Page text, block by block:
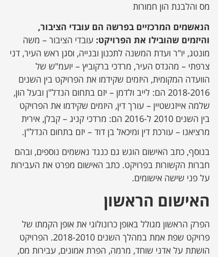
מס והלבנת הון חמורות
הנאשמים המרכזיים בפרשה הם עובדי הציבור,
והיזמים שהובילו את הפרויקט: עובדי הציבור – משה
מונטג, יו"ר ועדת המשנה לתכנון ובנייה, וסגן ראש העיר, דני
צרפתי – מהנדס העיר, מרדכי ברקוביץ – יועמ"ש של
הוועדה המקומית, היזמים שקידמו את הפרויקט בין השנים
2018-2016 הם: לייב ולדמן – יזם בתחום הנדל"ן ובעל הון,
שלמה אייזנשטיין – עורך דין, היזמים שקידמו את הפרויקט
בין השנים 2010 ל-2016 הם: מרדכי קניג – קבלן, אירית
מרציאנו – עורכת דין ומיכאל בן דוד – יזם בתחום הנדל"ן.
בנוסף, כתב האישום הוגש גם כנגד נאשמים נוספים, ובהם
חברות הקשורות בפרויקט. כתב האישום מפרט את העבירות
על פני שישה אישומים.
האישום הראשון
הפרק הראשון מגולל באופן כרונולוגי את אופן הקמתו של
פרויקט שפת אמת במהלך השנים 2018-2010. הפרויקט
הושתת על אדני שוחד, מרמה, הפרת אמונים, עבירות מס,